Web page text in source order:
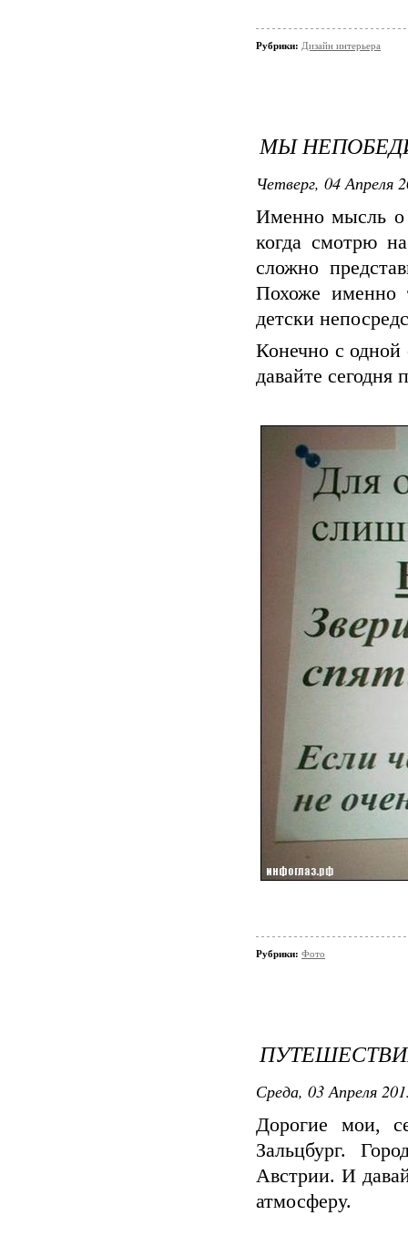
Рубрики: Дизайн интерьера
МЫ
Четверг, 04 Апреля
Именно мысль о
когда смотрю
сложно
Похоже именно
детски
Конечно с одной
давайте сегодня
Рубрики: Фото
Среда, 03 Апреля
Дорогие мои,
Зальцбург.
Австрии. И
атмосферу.